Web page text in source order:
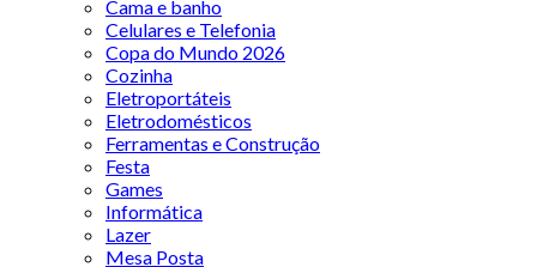
Cama e banho
Celulares e Telefonia
Copa do Mundo 2026
Cozinha
Eletroportáteis
Eletrodomésticos
Ferramentas e Construção
Festa
Games
Informática
Lazer
Mesa Posta